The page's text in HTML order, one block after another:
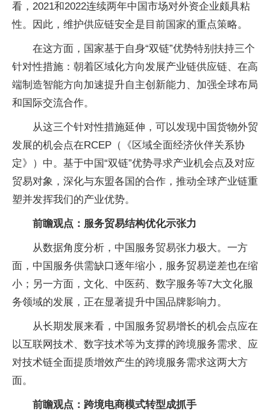
看，2021和2022连续两年中国市场对外资企业颇具粘
性。因此，维护供应链安全是目前国家的重点策略。
在这方面，国家基于自身“双链”优势特别扶持三个
针对性措施：朝着区域化方向发展产业链供应链、在高
端制造智能方向加速提升自主创新能力、加强全球布局
和国际交流合作。
从这三个针对性措施延伸，可以发现中国货物外贸
发展的机会点在RCEP（《区域全面经济伙伴关系协
定》）中。基于中国“双链”优势寻求产业机会点及对应
贸易对象，深化与东盟各国的合作，推动全球产业链重
塑并发挥我们的产业优势。
前瞻观点：服务贸易结构优化示张力
从数据角度分析，中国服务贸易张力极大。一方
面，中国服务供需缺口逐年缩小，服务贸易逆差也在缩
小；另一方面，文化、中医药、数字服务等7大文化服
务领域的发展，正在显著提升中国品牌影响力。
从长期发展来看，中国服务贸易增长的机会点应在
以互联网技术、数字技术等为支撑的跨境服务需求、应
对技术链全面提质增效产生的跨境服务需求这两大方
面。
前瞻观点：跨境电商模式转型成抓手